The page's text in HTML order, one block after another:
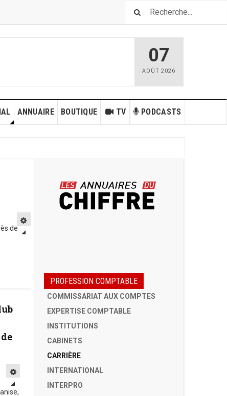
07
AOÛT 2026
ANNUAIRE PODCASTS
TV
BOUTIQUE
de
PROFESSION COMPTABLE
COMMISSARIAT AUX COMPTES
EXPERTISE COMPTABLE
INSTITUTIONS
CABINETS
CARRIÈRE
INTERNATIONAL
INTERPRO